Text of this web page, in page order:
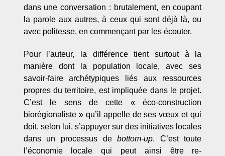
dans une conversation : brutalement, en coupant
la parole aux autres, à ceux qui sont déjà là, ou
avec politesse, en commençant par les écouter.
Pour l’auteur, la différence tient surtout à la
manière dont la population locale, avec ses
savoir-faire archétypiques liés aux ressources
propres du territoire, est impliquée dans le projet.
C’est le sens de cette « éco-construction
biorégionaliste » qu’il appelle de ses vœux et qui
doit, selon lui, s’appuyer sur des initiatives locales
dans un processus debottom-up. C’est toute
l’économie locale qui peut ainsi être re-